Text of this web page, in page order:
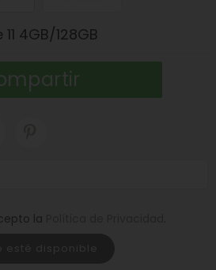
4GB/128GB
la